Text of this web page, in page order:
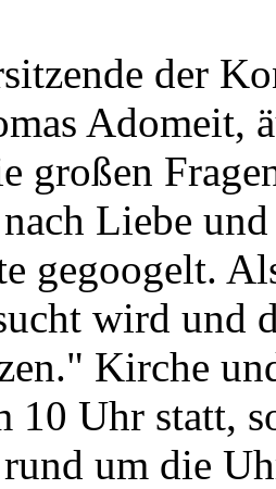
der
Adomeit,
großen
Liebe
gegoogelt.
wird und
Kirche
10 Uhr statt,
um die